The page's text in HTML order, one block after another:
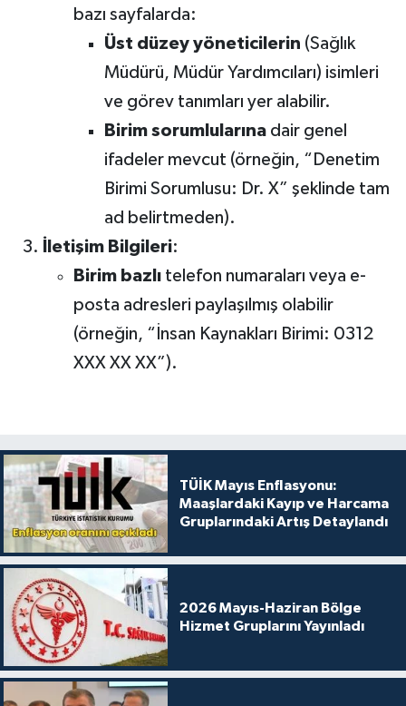
bazı sayfalarda:
Üst düzey yöneticilerin (Sağlık
Müdürü, Müdür Yardımcıları) isimleri
ve görev tanımları yer alabilir.
Birim sorumlularınadair genel
ifadeler mevcut (örneğin, “Denetim
Birimi Sorumlusu: Dr. X” şeklinde tam
ad belirtmeden).
İletişim Bilgileri:
Birim bazlıtelefon numaraları veya e-
posta adresleri paylaşılmış olabilir
(örneğin, “İnsan Kaynakları Birimi: 0312
XXX XX XX”).
TÜİK Mayıs Enflasyonu:
Maaşlardaki Kayıp ve Harcama
Gruplarındaki Artış Detaylandı
2026 Mayıs-Haziran Bölge
Hizmet Gruplarını Yayınladı